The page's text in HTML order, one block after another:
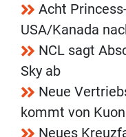
Acht
USA/Kanada
NCL sagt
Sky ab
Neue
kommt von
Neues